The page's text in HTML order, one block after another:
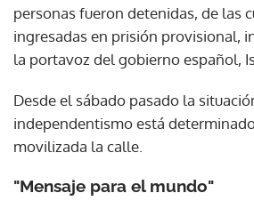
personas fueron detenidas, de las
ingresadas en prisión provisional,
la portavoz del gobierno español,
Desde el sábado pasado la
independentismo está
movilizada la calle.
"Mensaje para el mundo"